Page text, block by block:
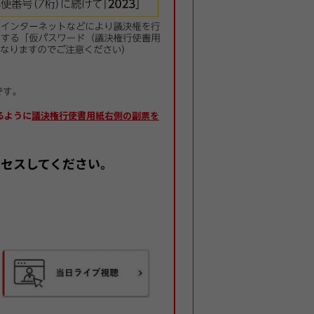
ように議決権行使書用紙右側の副票を
してください。